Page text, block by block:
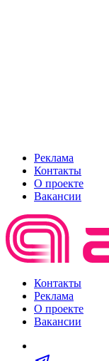
Реклама
Контакты
О проекте
Вакансии
Контакты
Реклама
О проекте
Вакансии